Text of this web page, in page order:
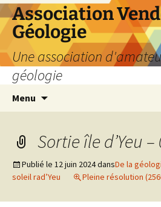
Aller
au
contenu
Association
Géologie
Une association
géologie
Menu
Sortie île d’Yeu –
Publié le 12 juin 2024dansDe la
soleil rad’Yeu
Pleine résolution